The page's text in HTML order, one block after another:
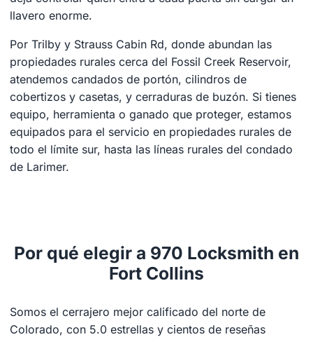
llavero enorme.
Por Trilby y Strauss Cabin Rd, donde abundan las
propiedades rurales cerca del Fossil Creek Reservoir,
atendemos candados de portón, cilindros de
cobertizos y casetas, y cerraduras de buzón. Si tienes
equipo, herramienta o ganado que proteger, estamos
equipados para el servicio en propiedades rurales de
todo el límite sur, hasta las líneas rurales del condado
de Larimer.
Por qué elegir a 970 Locksmith en
Fort Collins
Somos el cerrajero mejor calificado del norte de
Colorado, con 5.0 estrellas y cientos de reseñas